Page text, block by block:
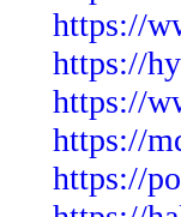
https://
https://
https://
https://
https://